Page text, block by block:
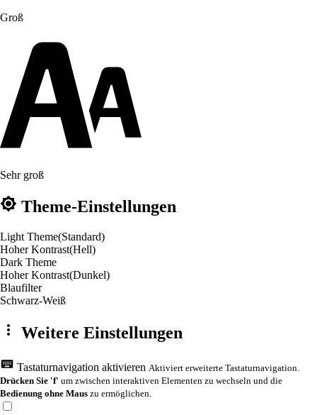
Groß
Sehr groß
Theme-Einstellungen
Light Theme(Standard)
Hoher Kontrast(Hell)
Dark Theme
Hoher Kontrast(Dunkel)
Blaufilter
Schwarz-Weiß
Weitere Einstellungen
Tastaturnavigation aktivieren Aktiviert erweiterte Tastaturnavigation.
Drücken Sie 'f' um zwischen interaktiven Elementen zu wechseln und die
Bedienung ohne Maus zu ermöglichen.